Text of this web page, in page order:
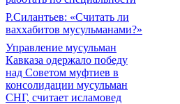
Р.Силантьев: «Считать ли
ваххабитов мусульманами?»
Управление мусульман
Кавказа одержало победу
над Советом муфтиев в
консолидации мусульман
СНГ, считает исламовед